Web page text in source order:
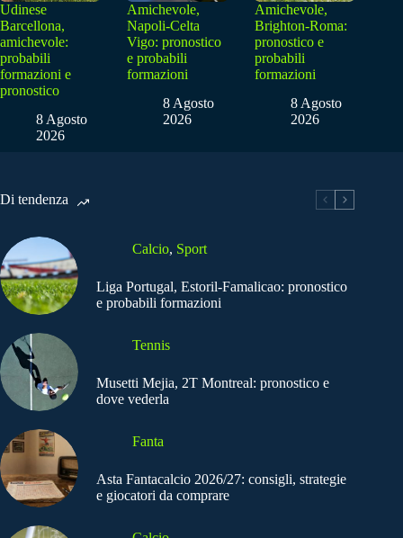
Udinese
Barcellona,
amichevole:
probabili
formazioni e
pronostico
8 Agosto
2026
Amichevole,
Napoli-Celta
Vigo: pronostico
e probabili
formazioni
8 Agosto
2026
Amichevole,
Brighton-Roma:
pronostico e
probabili
formazioni
8 Agosto
2026
Di tendenza
Calcio, Sport
Liga Portugal, Estoril-Famalicao: pronostico
e probabili formazioni
Tennis
Musetti Mejia, 2T Montreal: pronostico e
dove vederla
Fanta
Asta Fantacalcio 2026/27: consigli, strategie
e giocatori da comprare